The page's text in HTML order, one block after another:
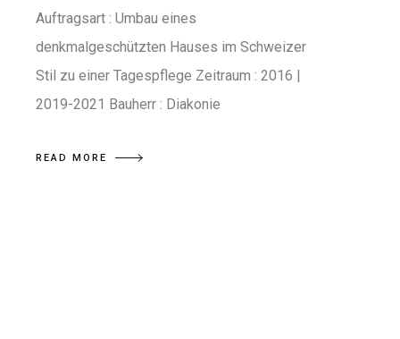
Auftragsart : Umbau eines
denkmalgeschützten Hauses im Schweizer
Stil zu einer Tagespflege Zeitraum : 2016 |
2019-2021 Bauherr : Diakonie
READ MORE